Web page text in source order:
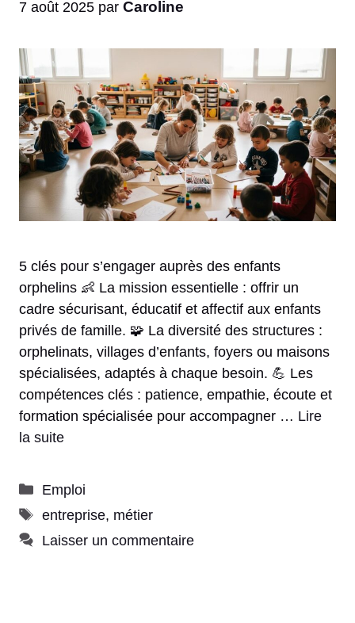
7 août 2025 par Caroline
5 clés pour s’engager auprès des enfants
orphelins 👶 La mission essentielle : offrir un
cadre sécurisant, éducatif et affectif aux enfants
privés de famille. 🧩 La diversité des structures :
orphelinats, villages d’enfants, foyers ou maisons
spécialisées, adaptés à chaque besoin. 💪 Les
compétences clés : patience, empathie, écoute et
formation spécialisée pour accompagner … Lire
la suite
Catégories
Emploi
Étiquettes
entreprise, métier
Laisser un commentaire